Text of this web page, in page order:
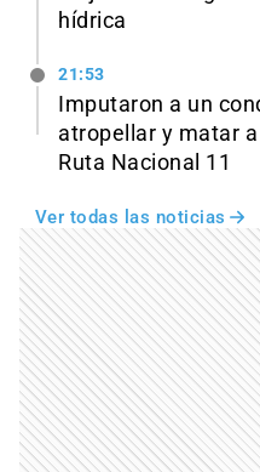
hídrica
21:53
Imputaron a un
atropellar y matar
Ruta Nacional 11
Ver todas las noticias